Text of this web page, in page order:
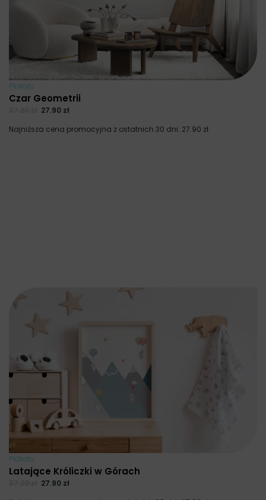
Plakaty
Czar Geometrii
27.90 zł
Najniższa cena promocyjna z ostatnich 30 dni: 27.90 zł.
Plakaty
Latające Króliczki w Górach
27.90 zł